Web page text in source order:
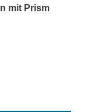
mit Prism